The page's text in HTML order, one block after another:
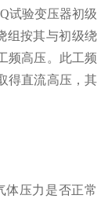
试验变压器初级
组按其与初级绕
频高压。此工频
得直流高压，其
体压力是否正常